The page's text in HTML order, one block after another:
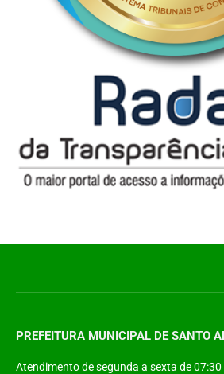
PREFEITURA MUNICIPAL DE SANTO
Atendimento de segunda a sexta de 07:30